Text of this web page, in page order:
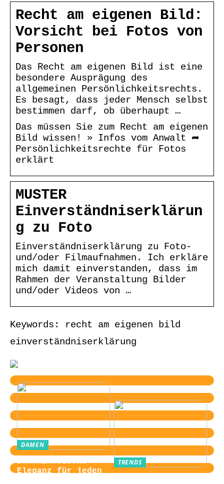
Recht am eigenen Bild:
Vorsicht bei Fotos von
Personen
Das Recht am eigenen Bild ist eine
besondere Ausprägung des
allgemeinen Persönlichkeitsrechts.
Es besagt, dass jeder Mensch selbst
bestimmen darf, ob überhaupt …
Das müssen Sie zum Recht am eigenen
Bild wissen! » Infos vom Anwalt ➦
Persönlichkeitsrechte für Fotos
erklärt
MUSTER
Einverständniserklärun
g zu Foto
Einverständniserklärung zu Foto-
und/oder Filmaufnahmen. Ich erkläre
mich damit einverstanden, dass im
Rahmen der Veranstaltung Bilder
und/oder Videos von …
Keywords: recht am eigenen bild
einverständniserklärung
DAMEN
Skandinavische
Eleganz für jeden
TRENDS